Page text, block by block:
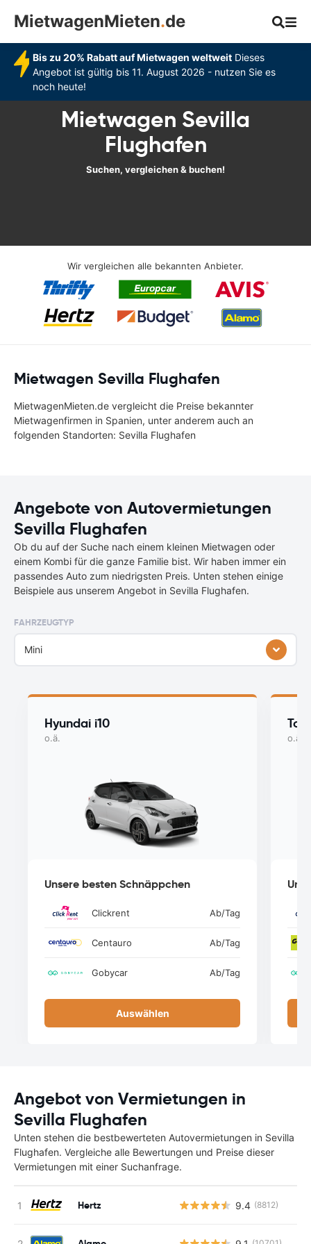
MietwagenMieten.de
Bis zu 20% Rabatt auf Mietwagen weltweitDieses
Angebot ist gültig bis 11. August 2026 - nutzen Sie es
noch heute!
Mietwagen Sevilla
Flughafen
Suchen, vergleichen & buchen!
Wir vergleichen alle bekannten Anbieter.
Mietwagen Sevilla Flughafen
MietwagenMieten.de vergleicht die Preise bekannter
Mietwagenfirmen in Spanien, unter anderem auch an
folgenden Standorten: Sevilla Flughafen
Angebote von Autovermietungen
Sevilla Flughafen
Ob du auf der Suche nach einem kleinen Mietwagen oder
einem Kombi für die ganze Familie bist. Wir haben immer ein
passendes Auto zum niedrigsten Preis. Unten stehen einige
Beispiele aus unserem Angebot in Sevilla Flughafen.
FAHRZEUGTYP
Mini
Hyundai i10
o.ä.
Unsere besten Schnäppchen
Clickrent Ab/Tag
Centauro Ab/Tag
Gobycar Ab/Tag
Auswählen
o.ä.
Angebot von Vermietungen in
Sevilla Flughafen
Unten stehen die bestbewerteten Autovermietungen in Sevilla
Flughafen. Vergleiche alle Bewertungen und Preise dieser
Vermietungen mit einer Suchanfrage.
Hertz 9.4 (8812)